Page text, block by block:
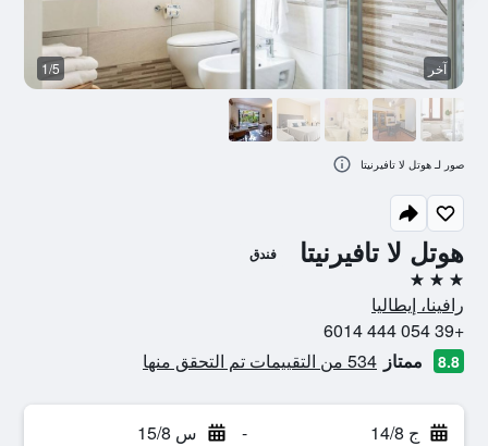
هوتل لا تافيرنيتا فندق
3 نجوم
رافينا، إيطاليا
+39 054 444 6014
8.8 ممتاز 534 من التقييمات تم التحقق منها
ج 14/8 - س 15/8
آخر 1/5
صور لـ هوتل لا تافيرنيتا